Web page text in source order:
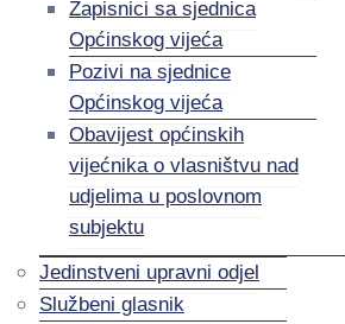
Zapisnici sa sjednica
Općinskog vijeća
Pozivi na sjednice
Općinskog vijeća
Obavijest općinskih
vijećnika o vlasništvu nad
udjelima u poslovnom
subjektu
Jedinstveni upravni odjel
Službeni glasnik